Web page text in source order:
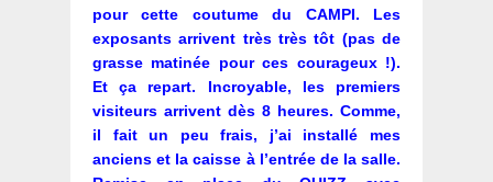
pour cette coutume du CAMPI. Les
exposants arrivent très très tôt (pas de
grasse matinée pour ces courageux !).
Et ça repart. Incroyable, les premiers
visiteurs arrivent dès 8 heures. Comme,
il fait un peu frais, j’ai installé mes
anciens et la caisse à l’entrée de la salle.